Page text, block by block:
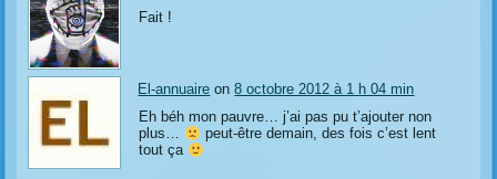
Fait !
El-annuaire on8 octobre 2012 à 1 h 04 min
Eh béh mon pauvre… j’ai pas pu t’ajouter non
plus…
peut-être demain, des fois c’est lent
tout ça